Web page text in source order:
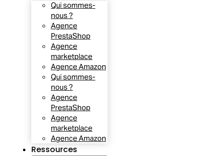
Qui sommes-
nous ?
Agence
PrestaShop
Agence
marketplace
Agence Amazon
Qui sommes-
nous ?
Agence
PrestaShop
Agence
marketplace
Agence Amazon
Ressources